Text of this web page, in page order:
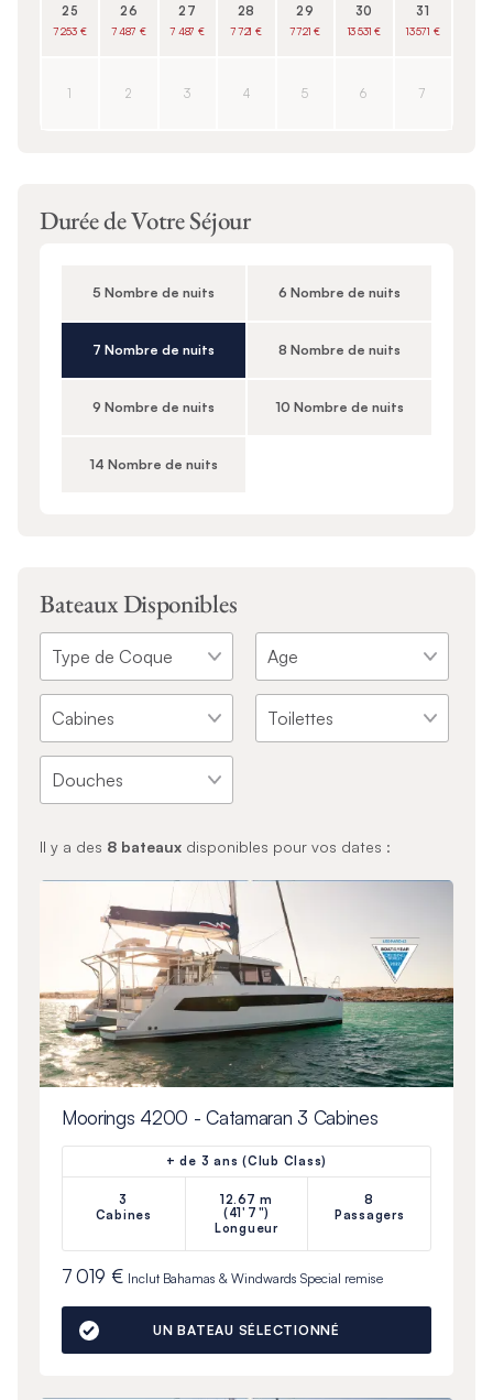
25
7 253 €
26
7 487 €
27
7 487 €
28
7 721 €
29
7 721 €
30
13 531 €
31
13 571 €
1 2 3 4 5 6 7
Durée de Votre Séjour
5 Nombre de nuits 6 Nombre de nuits
7 Nombre de nuits 8 Nombre de nuits
9 Nombre de nuits 10 Nombre de nuits
14 Nombre de nuits
Bateaux Disponibles
Il y a des 8bateauxdisponibles pour vos dates :
Moorings 4200 - Catamaran 3 Cabines
+ de 3 ans (Club Class)
3
Cabines
12.67 m
(41'7")
Longueur
8
Passagers
7 019 € Inclut Bahamas & Windwards Special remise
UN BATEAU SÉLECTIONNÉ